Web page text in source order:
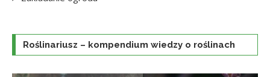
Roślinariusz – kompendium wiedzy o roślinach